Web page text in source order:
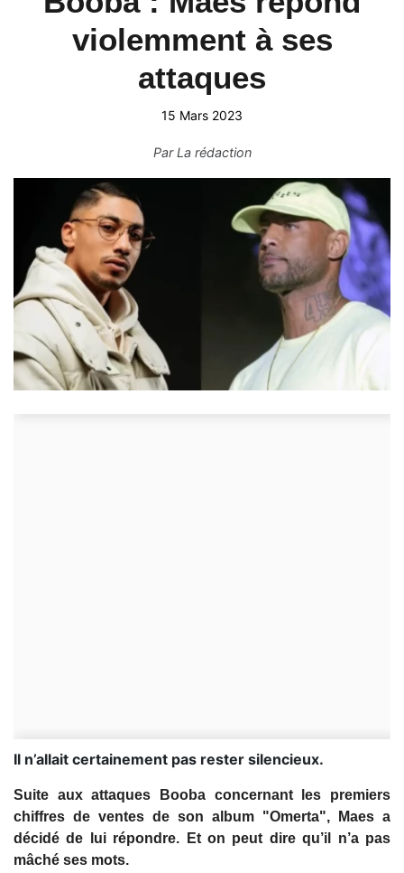
violemment à ses
attaques
15 Mars 2023
ParLa rédaction
Il n’allait certainement pas rester silencieux.
Suite aux attaques Booba concernant les premiers
chiffres de ventes de son album "Omerta", Maes a
décidé de lui répondre. Et on peut dire qu’il n’a pas
mâché ses mots.